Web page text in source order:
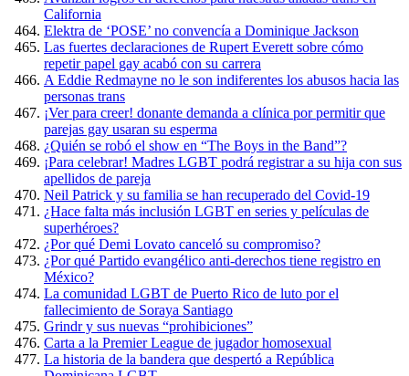
California
Elektra de ‘POSE’ no convencía a Dominique Jackson
Las fuertes declaraciones de Rupert Everett sobre cómo
repetir papel gay acabó con su carrera
A Eddie Redmayne no le son indiferentes los abusos hacia las
personas trans
¡Ver para creer! donante demanda a clínica por permitir que
parejas gay usaran su esperma
¿Quién se robó el show en “The Boys in the Band”?
¡Para celebrar! Madres LGBT podrá registrar a su hija con sus
apellidos de pareja
Neil Patrick y su familia se han recuperado del Covid-19
¿Hace falta más inclusión LGBT en series y películas de
superhéroes?
¿Por qué Demi Lovato canceló su compromiso?
¿Por qué Partido evangélico anti-derechos tiene registro en
México?
La comunidad LGBT de Puerto Rico de luto por el
fallecimiento de Soraya Santiago
Grindr y sus nuevas “prohibiciones”
Carta a la Premier League de jugador homosexual
La historia de la bandera que despertó a República